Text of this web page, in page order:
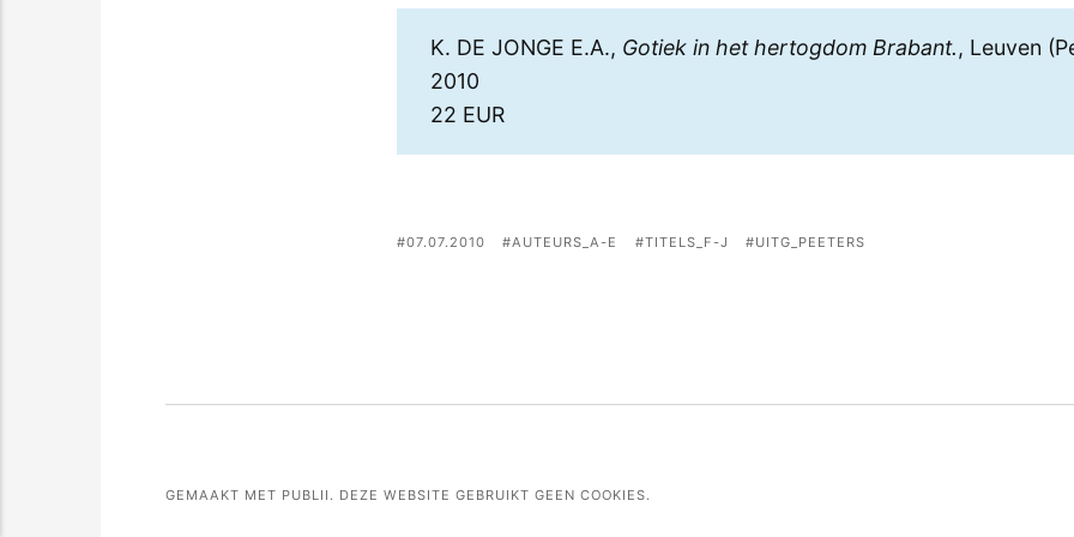
K. DE JONGE E.A., Gotiek in het hertogdom Brabant., Leuven
2010
22 EUR
07.07.2010 AUTEURS_A-E TITELS_F-J UITG_PEETERS
GEMAAKT MET PUBLII. DEZE WEBSITE GEBRUIKT GEEN COOKIES.